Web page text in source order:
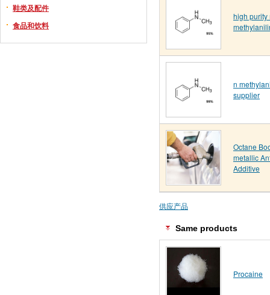
鞋类及配件
食品和饮料
high purity
n
supplier
Octane
metallic
Additive
供应产品
Same products
Procaine